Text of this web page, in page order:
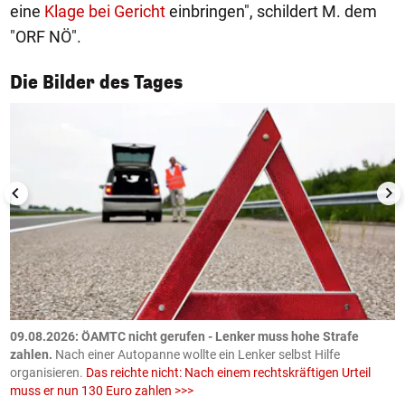
eine Klage bei Gerichteinbringen", schildert M. dem
"ORF NÖ".
Die Bilder des Tages
1/50
09.08.2026: ÖAMTC nicht gerufen - Lenker muss hohe Strafe
zahlen. Nach einer Autopanne wollte ein Lenker selbst Hilfe
organisieren. Das reichte nicht: Nach einem rechtskräftigen Urteil
muss er nun 130 Euro zahlen >>>